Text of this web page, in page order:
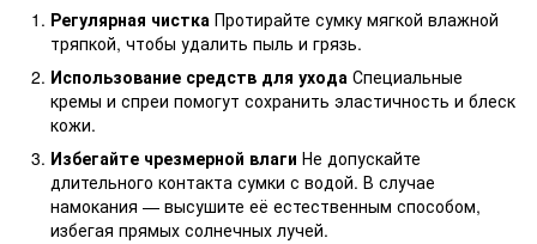
Регулярная чистка Протирайте сумку мягкой влажной
тряпкой, чтобы удалить пыль и грязь.
Использование средств для ухода Специальные
кремы и спреи помогут сохранить эластичность и блеск
кожи.
Избегайте чрезмерной влаги Не допускайте
длительного контакта сумки с водой. В случае
намокания — высушите её естественным способом,
избегая прямых солнечных лучей.